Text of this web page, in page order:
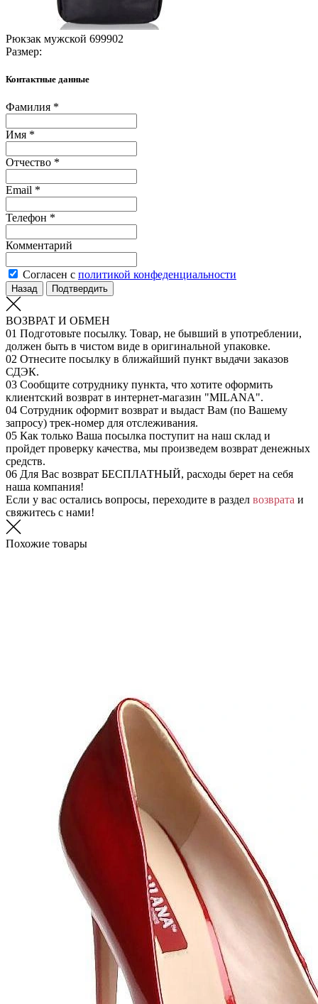
Рюкзак мужской 699902
Размер:
Контактные данные
Фамилия *
Имя *
Отчество *
Email *
Телефон *
Комментарий
Согласен с политикой конфеденциальности
Назад Подтвердить
ВОЗВРАТ И ОБМЕН
01 Подготовьте посылку. Товар, не бывший в употреблении,
должен быть в чистом виде в оригинальной упаковке.
02 Отнесите посылку в ближайший пункт выдачи заказов
СДЭК.
03 Сообщите сотруднику пункта, что хотите оформить
клиентский возврат в интернет-магазин "MILANA".
04 Сотрудник оформит возврат и выдаст Вам (по Вашему
запросу) трек-номер для отслеживания.
05 Как только Ваша посылка поступит на наш склад и
пройдет проверку качества, мы произведем возврат денежных
средств.
06 Для Вас возврат БЕСПЛАТНЫЙ, расходы берет на себя
наша компания!
Если у вас остались вопросы, переходите в раздел возврата и
свяжитесь с нами!
Похожие товары